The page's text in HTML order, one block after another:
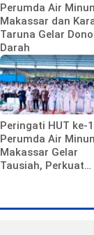
Perumda Air
Makassar dan
Taruna Gelar
Darah
Peringati HUT ke-
Perumda Air
Makassar Gelar
Tausiah, Perkuat